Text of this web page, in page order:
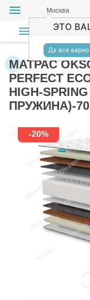
Москва
ЭТО
Да все верно
МАТРАС
PERFECT
HIGH-
ПРУЖИНА)-
-20%